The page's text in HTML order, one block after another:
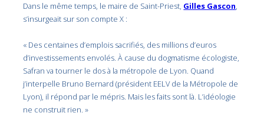
Dans le même temps, le maire de Saint-Priest, Gilles Gascon,
s’insurgeait sur son compte X :
« Des centaines d’emplois sacrifiés, des millions d’euros
d’investissements envolés. À cause du dogmatisme écologiste,
Safran va tourner le dos à la métropole de Lyon. Quand
j’interpelle Bruno Bernard (président EELV de la Métropole de
Lyon), il répond par le mépris. Mais les faits sont là. L’idéologie
ne construit rien. »